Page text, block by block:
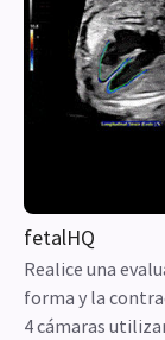
fetalHQ
Realice una
forma y la
4 cámaras